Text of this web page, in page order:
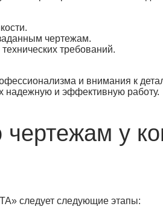
чертежам.
требований.
и внимания к
надежную и эффективную работу.
чертежам у
следует следующие этапы: